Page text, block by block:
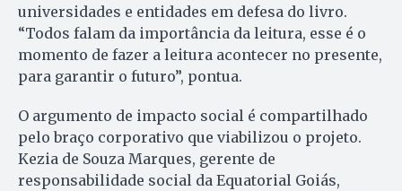
universidades e entidades em defesa do livro.
“Todos falam da importância da leitura, esse é o
momento de fazer a leitura acontecer no presente,
para garantir o futuro”, pontua.
O argumento de impacto social é compartilhado
pelo braço corporativo que viabilizou o projeto.
Kezia de Souza Marques, gerente de
responsabilidade social da Equatorial Goiás,